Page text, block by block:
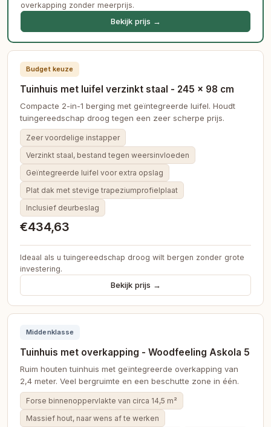
overkapping zonder meerprijs.
Bekijk prijs →
Budget keuze
Tuinhuis met luifel verzinkt staal - 245 × 98 cm
Compacte 2-in-1 berging met geïntegreerde luifel. Houdt
tuingereedschap droog tegen een zeer scherpe prijs.
Zeer voordelige instapper
Verzinkt staal, bestand tegen weersinvloeden
Geïntegreerde luifel voor extra opslag
Plat dak met stevige trapeziumprofielplaat
Inclusief deurbeslag
€434,63
Ideaal als u tuingereedschap droog wilt bergen zonder grote
investering.
Bekijk prijs →
Middenklasse
Tuinhuis met overkapping - Woodfeeling Askola 5
Ruim houten tuinhuis met geïntegreerde overkapping van
2,4 meter. Veel bergruimte en een beschutte zone in één.
Forse binnenoppervlakte van circa 14,5 m²
Massief hout, naar wens af te werken